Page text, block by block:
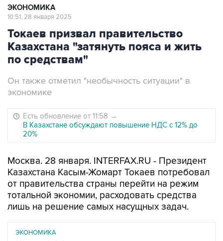
ЭКОНОМИКА
10:51, 28 января 2025
Токаев призвал правительство
Казахстана "затянуть пояса и жить
по средствам"
Он также отметил "необычность ситуации" в
экономике
Есть обновление от 11:58 →
В Казахстане обсуждают повышение НДС с 12% до
20%
Москва. 28 января. INTERFAX.RU - Президент
Казахстана Касым-Жомарт Токаев потребовал
от правительства страны перейти на режим
тотальной экономии, расходовать средства
лишь на решение самых насущных задач.
ЭКОНОМИКА